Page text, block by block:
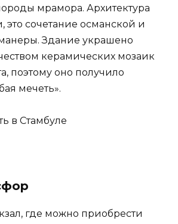
мрамора. Архитектура
это сочетание османской и
Здание украшено
керамических мозаик
поэтому оно получило
мечеть».
где можно приобрести